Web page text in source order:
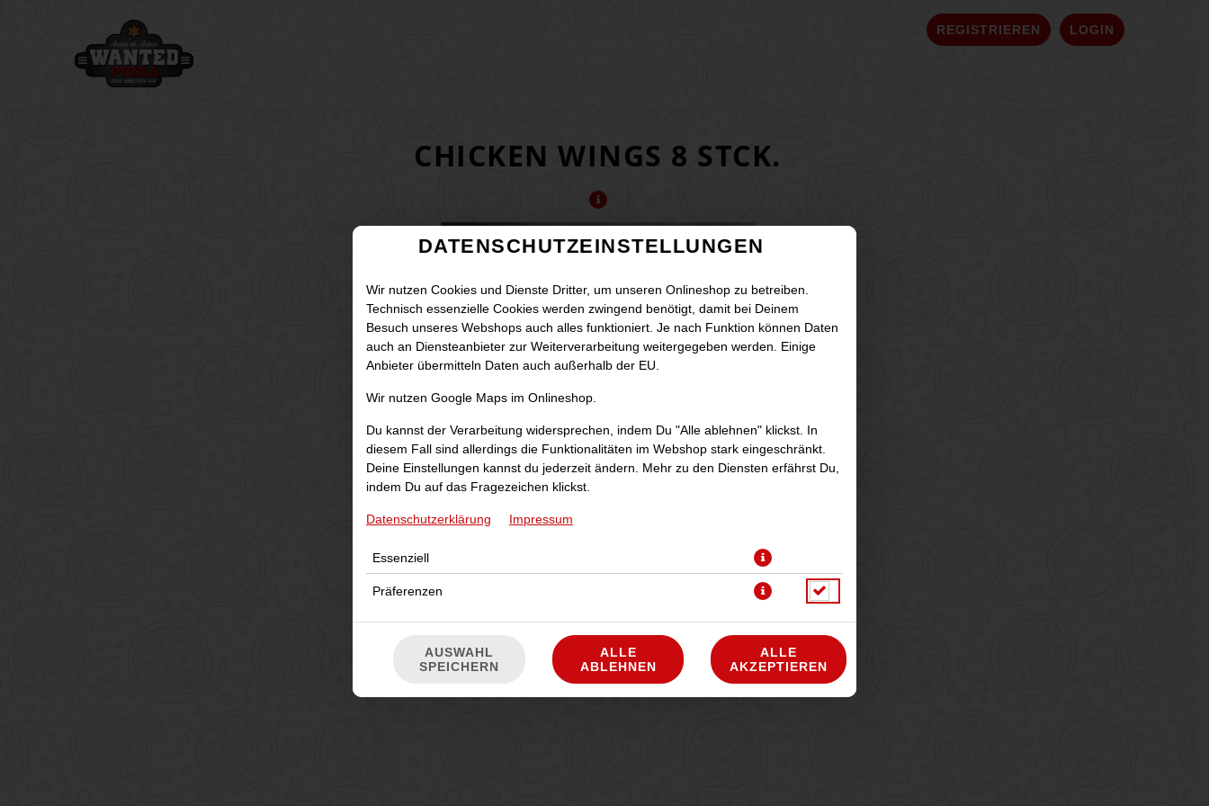
REGISTRIEREN LOGIN
CHICKEN WINGS 8 STCK.
DATENSCHUTZEINSTELLUNGEN
Wir nutzen Cookies und Dienste Dritter, um unseren Onlineshop zu betreiben.
Technisch essenzielle Cookies werden zwingend benötigt, damit bei Deinem
Besuch unseres Webshops auch alles funktioniert. Je nach Funktion können Daten
auch an Diensteanbieter zur Weiterverarbeitung weitergegeben werden. Einige
Anbieter übermitteln Daten auch außerhalb der EU.
Wir nutzen Google Maps im Onlineshop.
Du kannst der Verarbeitung widersprechen, indem Du "Alle ablehnen" klickst. In
diesem Fall sind allerdings die Funktionalitäten im Webshop stark eingeschränkt.
Deine Einstellungen kannst du jederzeit ändern. Mehr zu den Diensten erfährst Du,
indem Du auf das Fragezeichen klickst.
Datenschutzerklärung Impressum
Essenziell
Präferenzen
AUSWAHL
SPEICHERN
ALLE
ABLEHNEN
ALLE
AKZEPTIEREN